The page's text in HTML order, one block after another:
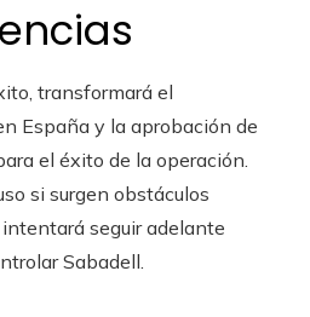
transformará el
España y la aprobación de
el éxito de la operación.
si surgen obstáculos
seguir adelante
Sabadell.